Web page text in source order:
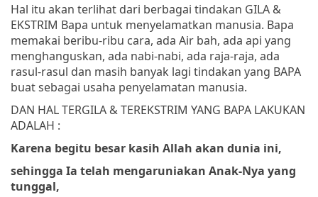
Hal itu akan terlihat dari berbagai tindakan GILA &
EKSTRIM Bapa untuk menyelamatkan manusia. Bapa
memakai beribu-ribu cara, ada Air bah, ada api yang
menghanguskan, ada nabi-nabi, ada raja-raja, ada
rasul-rasul dan masih banyak lagi tindakan yang BAPA
buat sebagai usaha penyelamatan manusia.
DAN HAL TERGILA & TEREKSTRIM YANG BAPA LAKUKAN
ADALAH :
Karena begitu besar kasih Allah akan dunia ini,
sehingga Ia telah mengaruniakan Anak-Nya yang
tunggal,